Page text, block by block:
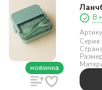
новинка
В
Серия: